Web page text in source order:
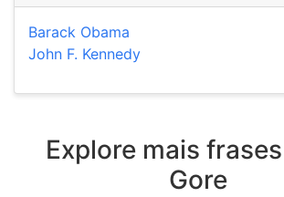
Barack Obama
John F. Kennedy
Explore mais
Gore